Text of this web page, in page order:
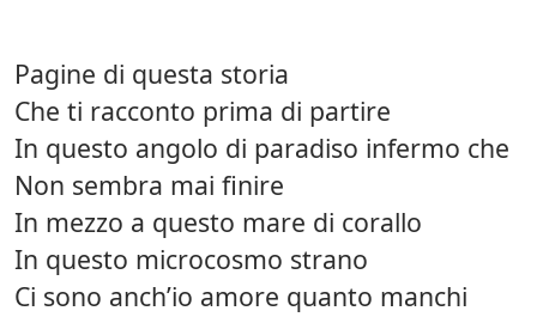
Pagine di questa storia
Che ti racconto prima di partire
In questo angolo di paradiso infermo che
Non sembra mai finire
In mezzo a questo mare di corallo
In questo microcosmo strano
Ci sono anch’io amore quanto manchi